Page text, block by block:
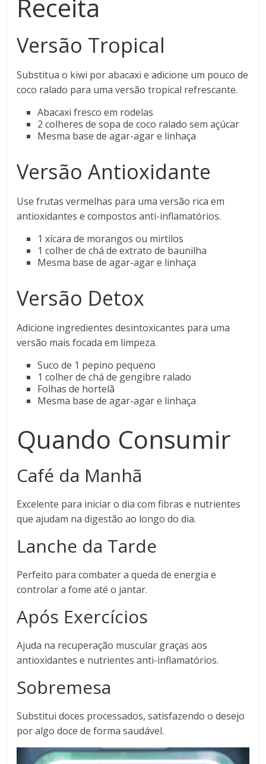
Receita
Versão Tropical
Substitua o kiwi por abacaxi e adicione um pouco de
coco ralado para uma versão tropical refrescante.
Abacaxi fresco em rodelas
2 colheres de sopa de coco ralado sem açúcar
Mesma base de agar-agar e linhaça
Versão Antioxidante
Use frutas vermelhas para uma versão rica em
antioxidantes e compostos anti-inflamatórios.
1 xícara de morangos ou mirtilos
1 colher de chá de extrato de baunilha
Mesma base de agar-agar e linhaça
Versão Detox
Adicione ingredientes desintoxicantes para uma
versão mais focada em limpeza.
Suco de 1 pepino pequeno
1 colher de chá de gengibre ralado
Folhas de hortelã
Mesma base de agar-agar e linhaça
Quando Consumir
Café da Manhã
Excelente para iniciar o dia com fibras e nutrientes
que ajudam na digestão ao longo do dia.
Lanche da Tarde
Perfeito para combater a queda de energia e
controlar a fome até o jantar.
Após Exercícios
Ajuda na recuperação muscular graças aos
antioxidantes e nutrientes anti-inflamatórios.
Sobremesa
Substitui doces processados, satisfazendo o desejo
por algo doce de forma saudável.